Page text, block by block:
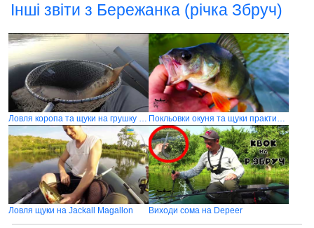
Інші звіти з Бережанка (річка Збруч)
Ловля коропа та щуки на грушку і пульку на річці Збруч Покльовки окуня та щуки практично на кожному забросі
Ловля щуки на Jackall Magallon Виходи сома на Depeer